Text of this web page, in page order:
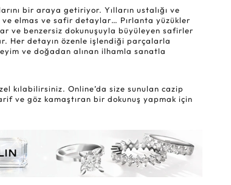
bir araya getiriyor. Yılların ustalığı ve
ve elmas ve safir detaylar… Pırlanta yüzükler
ve benzersiz dokunuşuyla büyüleyen safirler
Her detayın özenle işlendiği parçalarla
ve doğadan alınan ilhamla sanatla
kılabilirsiniz. Online’da size sunulan cazip
ve göz kamaştıran bir dokunuş yapmak için